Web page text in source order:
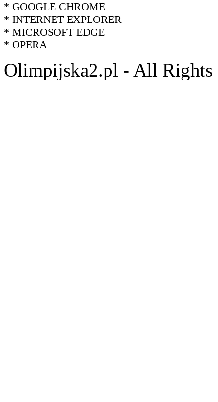
* GOOGLE CHROME
* INTERNET EXPLORER
* MICROSOFT EDGE
* OPERA
Olimpijska2.pl - All Rights